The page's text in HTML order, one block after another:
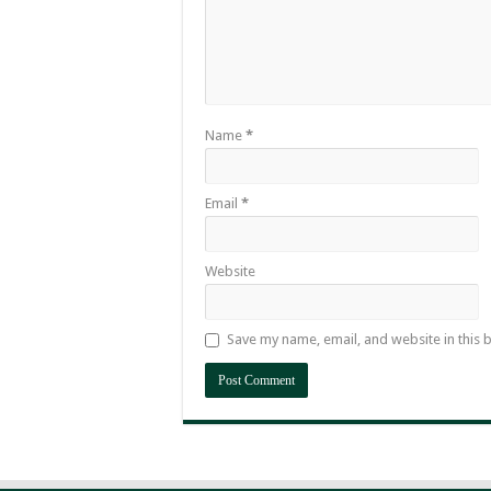
Name *
Email *
Website
Save my name, email, and website in